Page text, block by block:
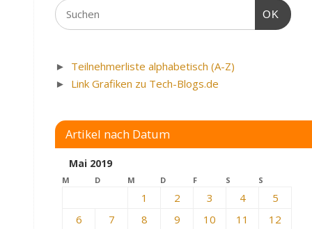
OK
► Teilnehmerliste alphabetisch (A-Z)
► Link Grafiken zu Tech-Blogs.de
Artikel nach Datum
Mai 2019
M D M D F S S
1 2 3 4
5
6
7 8 9 10 11
12